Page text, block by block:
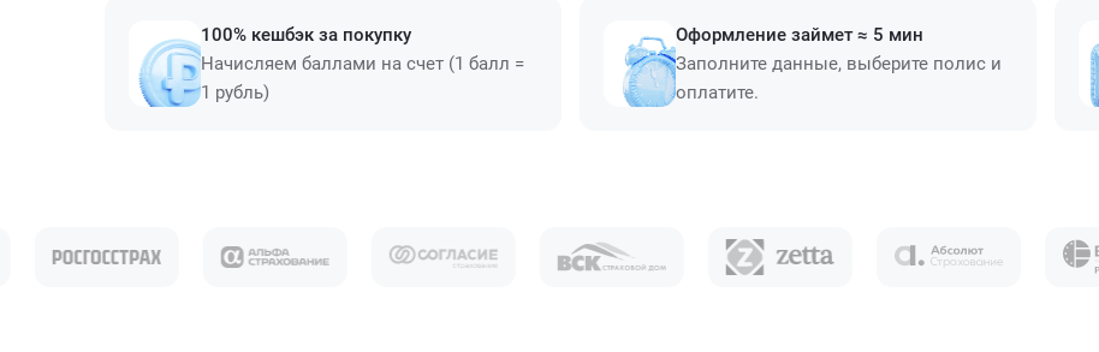
100% кешбэк за покупку
Начисляем баллами на счет (1 балл =
1 рубль)
Оформление займет ≈ 5 мин
Заполните данные, выберите полис и
оплатите.